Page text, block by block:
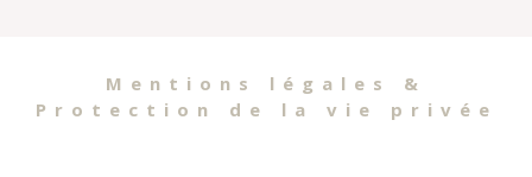
Mentions légales &
Protection de la vie privée